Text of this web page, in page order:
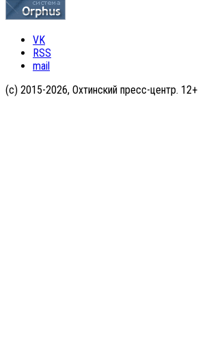
VK
RSS
mail
(с) 2015-2026, Охтинский пресс-центр. 12+